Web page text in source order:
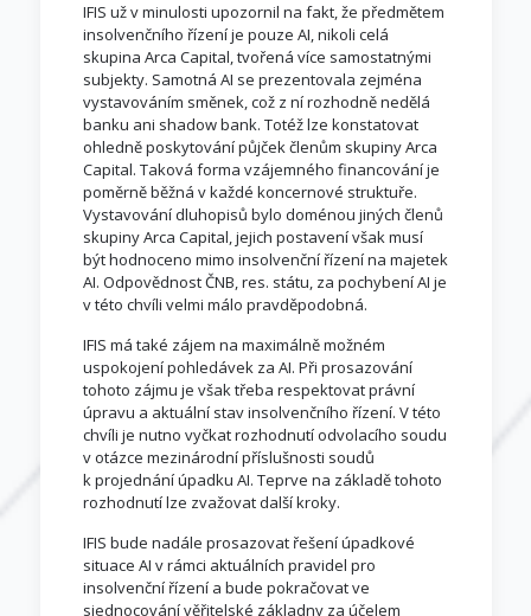
IFIS už v minulosti upozornil na fakt, že předmětem
insolvenčního řízení je pouze AI, nikoli celá
skupina Arca Capital, tvořená více samostatnými
subjekty. Samotná AI se prezentovala zejména
vystavováním směnek, což z ní rozhodně nedělá
banku ani shadow bank. Totéž lze konstatovat
ohledně poskytování půjček členům skupiny Arca
Capital. Taková forma vzájemného financování je
poměrně běžná v každé koncernové struktuře.
Vystavování dluhopisů bylo doménou jiných členů
skupiny Arca Capital, jejich postavení však musí
být hodnoceno mimo insolvenční řízení na majetek
AI. Odpovědnost ČNB, res. státu, za pochybení AI je
v této chvíli velmi málo pravděpodobná.
IFIS má také zájem na maximálně možném
uspokojení pohledávek za AI. Při prosazování
tohoto zájmu je však třeba respektovat právní
úpravu a aktuální stav insolvenčního řízení. V této
chvíli je nutno vyčkat rozhodnutí odvolacího soudu
v otázce mezinárodní příslušnosti soudů
k projednání úpadku AI. Teprve na základě tohoto
rozhodnutí lze zvažovat další kroky.
IFIS bude nadále prosazovat řešení úpadkové
situace AI v rámci aktuálních pravidel pro
insolvenční řízení a bude pokračovat ve
sjednocování věřitelské základny za účelem